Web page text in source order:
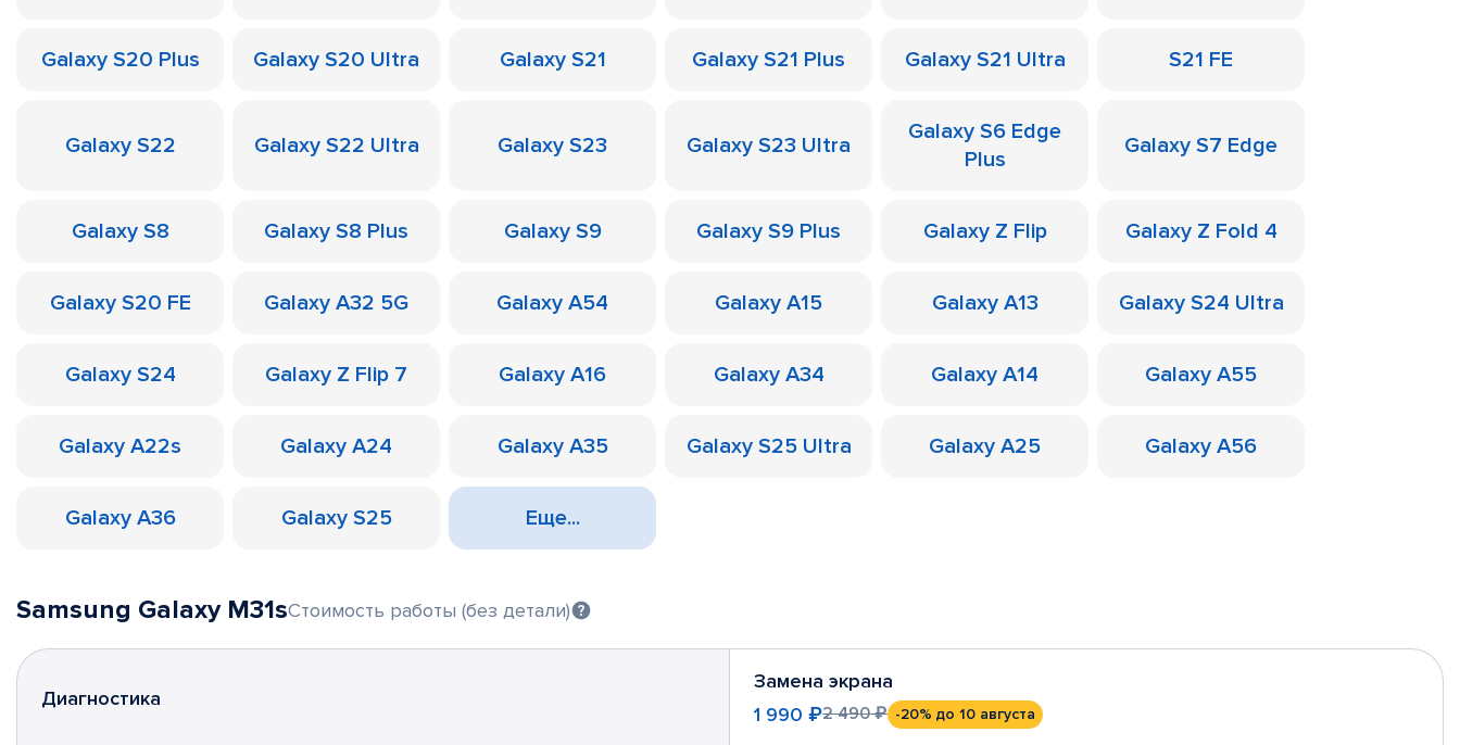
Galaxy S20 Plus Galaxy S20 Ultra Galaxy S21 Galaxy S21 Plus Galaxy S21 Ultra S21 FE
Galaxy S22 Galaxy S22 Ultra Galaxy S23 Galaxy S23 Ultra
Galaxy S6 Edge
Plus
Galaxy S7 Edge
Galaxy S8 Galaxy S8 Plus Galaxy S9 Galaxy S9 Plus Galaxy Z Flip Galaxy Z Fold 4
Galaxy S20 FE Galaxy A32 5G Galaxy A54 Galaxy A15 Galaxy A13 Galaxy S24 Ultra
Galaxy S24 Galaxy Z Flip 7 Galaxy A16 Galaxy A34 Galaxy A14 Galaxy A55
Galaxy A22s Galaxy A24 Galaxy A35 Galaxy S25 Ultra Galaxy A25 Galaxy A56
Galaxy A36 Galaxy S25 Еще...
Samsung Galaxy M31sСтоимость работы (без детали)
Диагностика
Замена экрана
1 990 ₽2 490 ₽ -20% до 10 августа